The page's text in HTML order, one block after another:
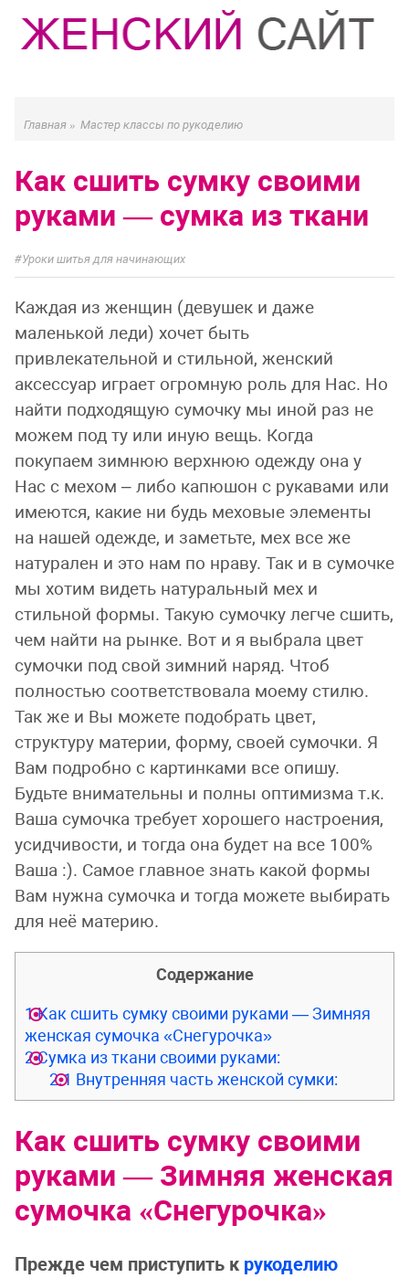
Главная » Мастер классы по рукоделию
Как сшить сумку своими
руками — сумка из ткани
Уроки шитья для начинающих
Каждая из женщин (девушек и даже
маленькой леди) хочет быть
привлекательной и стильной, женский
аксессуар играет огромную роль для Нас. Но
найти подходящую сумочку мы иной раз не
можем под ту или иную вещь. Когда
покупаем зимнюю верхнюю одежду она у
Нас с мехом – либо капюшон с рукавами или
имеются, какие ни будь меховые элементы
на нашей одежде, и заметьте, мех все же
натурален и это нам по нраву. Так и в сумочке
мы хотим видеть натуральный мех и
стильной формы. Такую сумочку легче сшить,
чем найти на рынке. Вот и я выбрала цвет
сумочки под свой зимний наряд. Чтоб
полностью соответствовала моему стилю.
Так же и Вы можете подобрать цвет,
структуру материи, форму, своей сумочки. Я
Вам подробно с картинками все опишу.
Будьте внимательны и полны оптимизма т.к.
Ваша сумочка требует хорошего настроения,
усидчивости, и тогда она будет на все 100%
Ваша :). Самое главное знать какой формы
Вам нужна сумочка и тогда можете выбирать
для неё материю.
Содержание
1Как сшить сумку своими руками — Зимняя
женская сумочка «Снегурочка»
2Сумка из ткани своими руками:
2.1 Внутренняя часть женской сумки:
Как сшить сумку своими
руками — Зимняя женская
сумочка «Снегурочка»
Прежде чем приступить к рукоделию